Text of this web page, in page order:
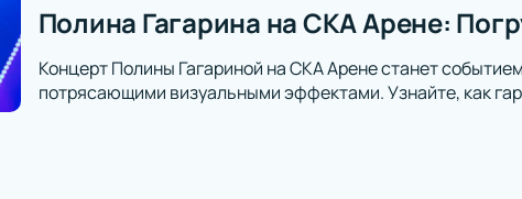
Полина Гагарина на СКА Арене:
Концерт Полины Гагариной на СКА Арене станет
потрясающими визуальными эффектами. Узнайте, как